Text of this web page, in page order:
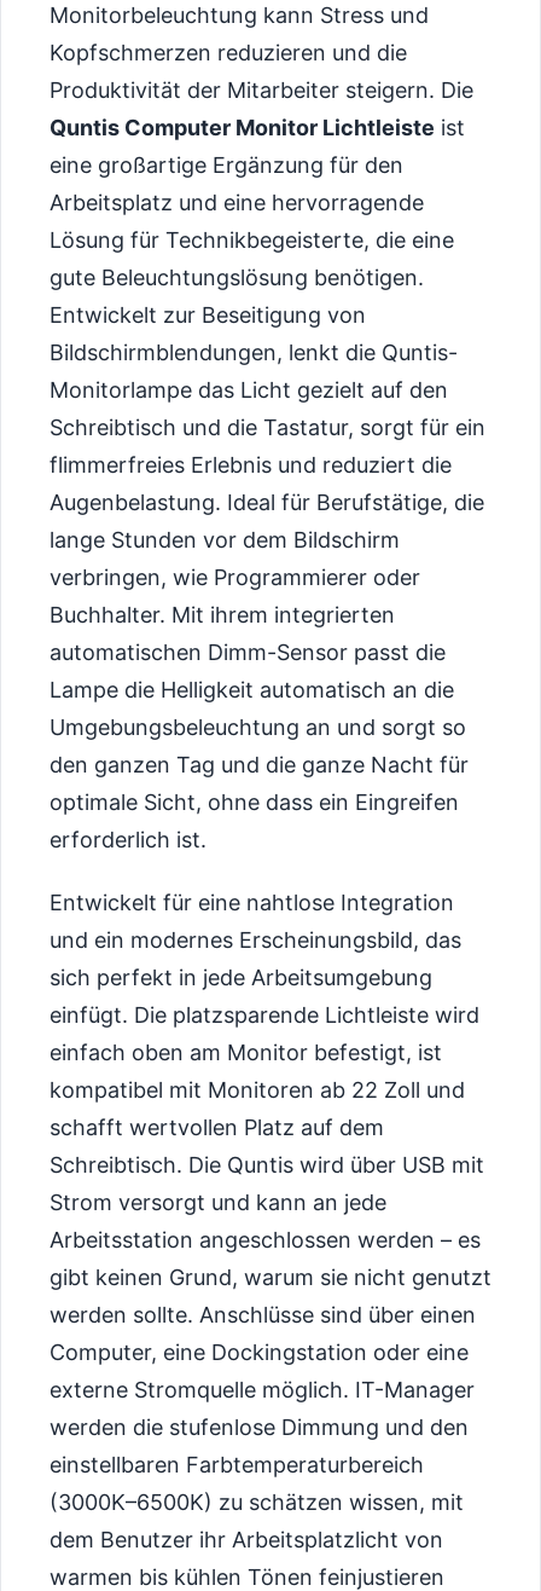
Monitorbeleuchtung kann Stress und
Kopfschmerzen reduzieren und die
Produktivität der Mitarbeiter steigern. Die
Quntis Computer Monitor Lichtleiste ist
eine großartige Ergänzung für den
Arbeitsplatz und eine hervorragende
Lösung für Technikbegeisterte, die eine
gute Beleuchtungslösung benötigen.
Entwickelt zur Beseitigung von
Bildschirmblendungen, lenkt die Quntis-
Monitorlampe das Licht gezielt auf den
Schreibtisch und die Tastatur, sorgt für ein
flimmerfreies Erlebnis und reduziert die
Augenbelastung. Ideal für Berufstätige, die
lange Stunden vor dem Bildschirm
verbringen, wie Programmierer oder
Buchhalter. Mit ihrem integrierten
automatischen Dimm-Sensor passt die
Lampe die Helligkeit automatisch an die
Umgebungsbeleuchtung an und sorgt so
den ganzen Tag und die ganze Nacht für
optimale Sicht, ohne dass ein Eingreifen
erforderlich ist.
Entwickelt für eine nahtlose Integration
und ein modernes Erscheinungsbild, das
sich perfekt in jede Arbeitsumgebung
einfügt. Die platzsparende Lichtleiste wird
einfach oben am Monitor befestigt, ist
kompatibel mit Monitoren ab 22 Zoll und
schafft wertvollen Platz auf dem
Schreibtisch. Die Quntis wird über USB mit
Strom versorgt und kann an jede
Arbeitsstation angeschlossen werden – es
gibt keinen Grund, warum sie nicht genutzt
werden sollte. Anschlüsse sind über einen
Computer, eine Dockingstation oder eine
externe Stromquelle möglich. IT-Manager
werden die stufenlose Dimmung und den
einstellbaren Farbtemperaturbereich
(3000K–6500K) zu schätzen wissen, mit
dem Benutzer ihr Arbeitsplatzlicht von
warmen bis kühlen Tönen feinjustieren